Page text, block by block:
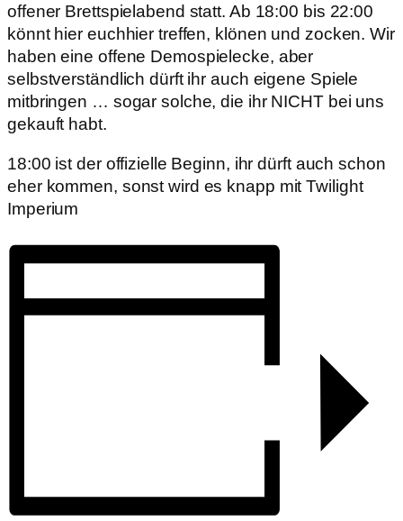
offener Brettspielabend statt. Ab 18:00 bis 22:00
könnt hier euchhier treffen, klönen und zocken. Wir
haben eine offene Demospielecke, aber
selbstverständlich dürft ihr auch eigene Spiele
mitbringen … sogar solche, die ihr NICHT bei uns
gekauft habt.
18:00 ist der offizielle Beginn, ihr dürft auch schon
eher kommen, sonst wird es knapp mit Twilight
Imperium